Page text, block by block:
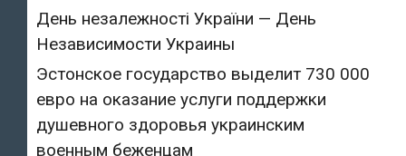
День незалежності України — День
Независимости Украины
Эстонское государство выделит 730 000
евро на оказание услуги поддержки
душевного здоровья украинским
военным беженцам